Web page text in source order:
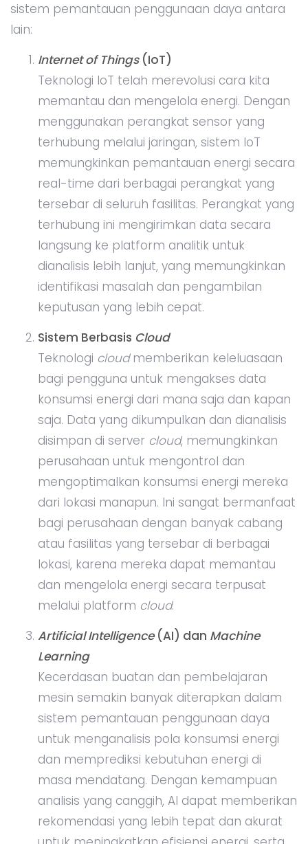
sistem pemantauan penggunaan daya antara
lain:
Internet of Things(IoT)
Teknologi IoT telah merevolusi cara kita
memantau dan mengelola energi. Dengan
menggunakan perangkat sensor yang
terhubung melalui jaringan, sistem IoT
memungkinkan pemantauan energi secara
real-time dari berbagai perangkat yang
tersebar di seluruh fasilitas. Perangkat yang
terhubung ini mengirimkan data secara
langsung ke platform analitik untuk
dianalisis lebih lanjut, yang memungkinkan
identifikasi masalah dan pengambilan
keputusan yang lebih cepat.
Sistem Berbasis Cloud
Teknologi cloudmemberikan keleluasaan
bagi pengguna untuk mengakses data
konsumsi energi dari mana saja dan kapan
saja. Data yang dikumpulkan dan dianalisis
disimpan di server cloud, memungkinkan
perusahaan untuk mengontrol dan
mengoptimalkan konsumsi energi mereka
dari lokasi manapun. Ini sangat bermanfaat
bagi perusahaan dengan banyak cabang
atau fasilitas yang tersebar di berbagai
lokasi, karena mereka dapat memantau
dan mengelola energi secara terpusat
melalui platform cloud.
Artificial Intelligence(AI) dan Machine
Learning
Kecerdasan buatan dan pembelajaran
mesin semakin banyak diterapkan dalam
sistem pemantauan penggunaan daya
untuk menganalisis pola konsumsi energi
dan memprediksi kebutuhan energi di
masa mendatang. Dengan kemampuan
analisis yang canggih, AI dapat memberikan
rekomendasi yang lebih tepat dan akurat